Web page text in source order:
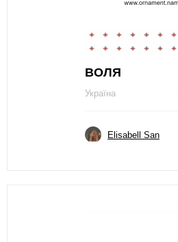
ВОЛЯ
Україна
Elisabell San